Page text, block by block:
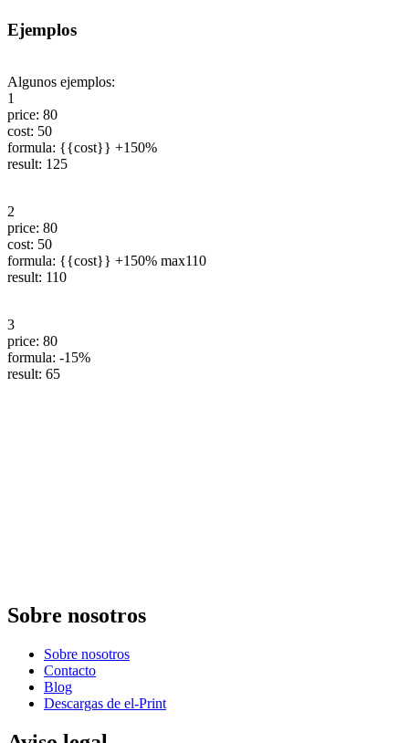
Ejemplos
Algunos ejemplos:
1
price: 80
cost: 50
formula: {{cost}} +150%
result: 125
2
price: 80
cost: 50
formula: {{cost}} +150% max110
result: 110
3
price: 80
formula: -15%
result: 65
Sobre nosotros
Sobre nosotros
Contacto
Blog
Descargas de el-Print